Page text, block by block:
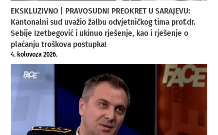
EKSKLUZIVNO | PRAVOSUDNI PREOKRET U SARAJEVU:
Kantonalni sud uvažio žalbu odvjetničkog tima prof.dr.
Sebije Izetbegović i ukinuo rješenje, kao i rješenje o
plaćanju troškova postupka!
4. kolovoza 2026.